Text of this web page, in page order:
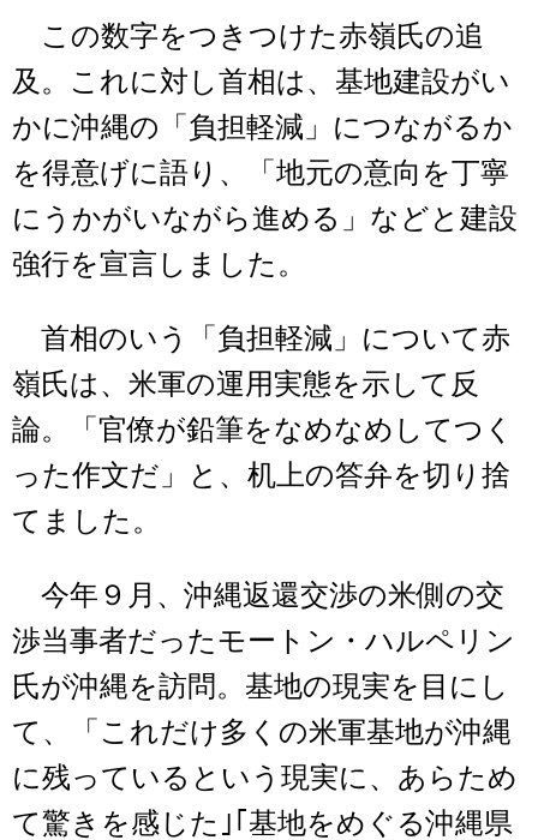
この数字をつきつけた赤嶺氏の追
及。これに対し首相は、基地建設がい
かに沖縄の「負担軽減」につながるか
を得意げに語り、「地元の意向を丁寧
にうかがいながら進める」などと建設
強行を宣言しました。
首相のいう「負担軽減」について赤
嶺氏は、米軍の運用実態を示して反
論。「官僚が鉛筆をなめなめしてつく
った作文だ」と、机上の答弁を切り捨
てました。
今年９月、沖縄返還交渉の米側の交
渉当事者だったモートン・ハルペリン
氏が沖縄を訪問。基地の現実を目にし
て、「これだけ多くの米軍基地が沖縄
に残っているという現実に、あらため
て驚きを感じた｣｢基地をめぐる沖縄県